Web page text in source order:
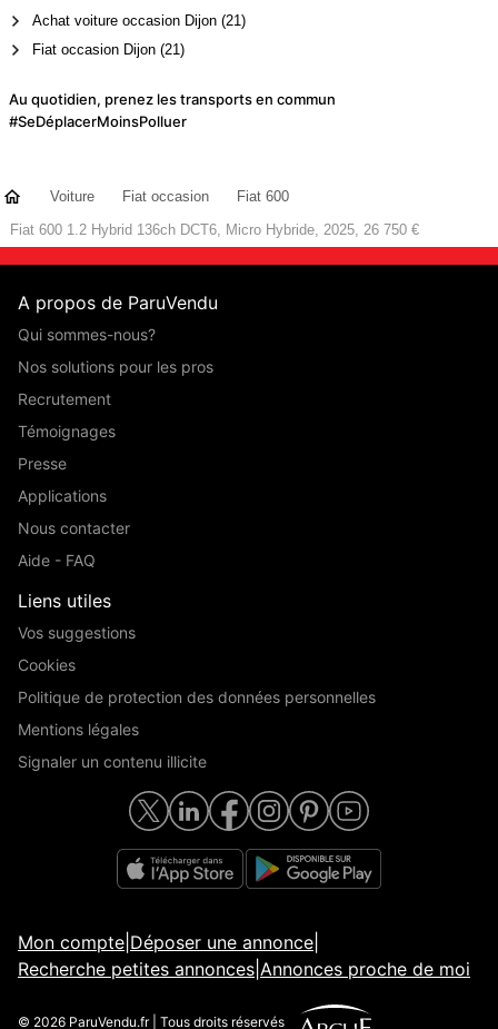
Achat voiture occasion Dijon (21)
Fiat occasion Dijon (21)
Au quotidien, prenez les transports en commun
#SeDéplacerMoinsPolluer
Voiture Fiat occasion
Fiat 600
Fiat 600 1.2 Hybrid 136ch DCT6, Micro Hybride, 2025, 26 750 €
A propos de ParuVendu
Qui sommes-nous?
Nos solutions pour les pros
Recrutement
Témoignages
Presse
Applications
Nous contacter
Aide - FAQ
Liens utiles
Vos suggestions
Cookies
Politique de protection des données personnelles
Mentions légales
Signaler un contenu illicite
Mon compte Déposer une annonce
Recherche petites annonces Annonces proche de moi
© 2026 ParuVendu.fr | Tous droits réservés